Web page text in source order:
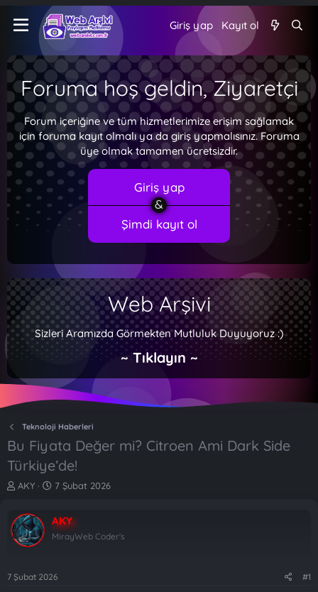
Giriş yap Kayıt ol
Foruma hoş geldin, Ziyaretçi
Forum içeriğine ve tüm hizmetlerimize erişim sağlamak
için foruma kayıt olmalı ya da giriş yapmalısınız. Foruma
üye olmak tamamen ücretsizdir.
Giriş yap
Şimdi kayıt ol
Web Arşivi
Sizleri Aramızda Görmekten Mutluluk Duyuyoruz :)
~ Tıklayın ~
Teknoloji Haberleri
Bu Fiyata Değer mi? Citroen Ami Dark Side
Türkiye’de!
K
b
u
y
b
AKY
B
l
a
ı
7 Şubat 2026
AKY
MirayWeb Coder's
7 Şubat 2026 #1